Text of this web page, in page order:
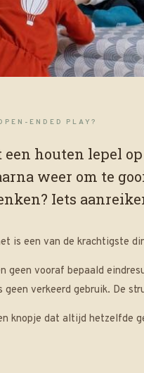
ENDED PLAY?
houten lepel op
weer om te
Iets
is een van de krachtigste
geen vooraf bepaald
verkeerd gebruik. De
knopje dat altijd hetzelfde